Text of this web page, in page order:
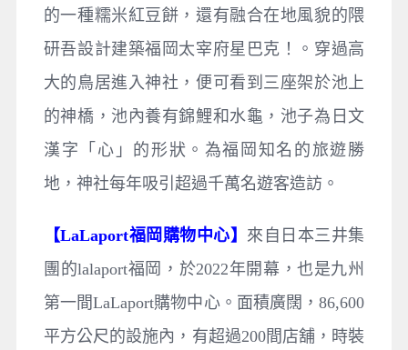
的一種糯米紅豆餅，還有融合在地風貌的隈
研吾設計建築福岡太宰府星巴克！。穿過高
大的鳥居進入神社，便可看到三座架於池上
的神橋，池內養有錦鯉和水龜，池子為日文
漢字「心」的形狀。為福岡知名的旅遊勝
地，神社每年吸引超過千萬名遊客造訪。
【LaLaport福岡購物中心】 來自日本三井集
團的lalaport福岡，於2022年開幕，也是九州
第一間LaLaport購物中心。面積廣闊，86,600
平方公尺的設施內，有超過200間店舖，時裝